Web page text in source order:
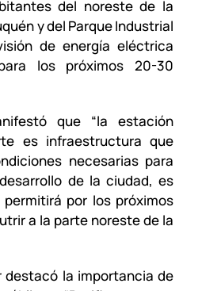
del noreste de la
y del Parque Industrial
de energía eléctrica
los próximos 20-30
que “la estación
es infraestructura que
necesarias para
de la ciudad, es
por los próximos
a la parte noreste de la
destacó la importancia de